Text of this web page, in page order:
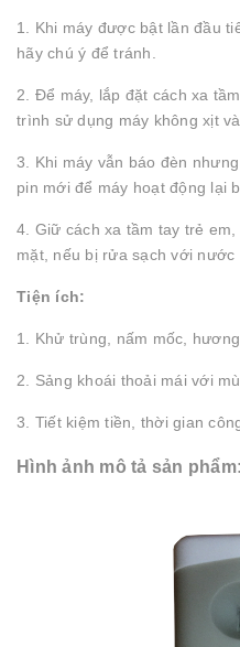
1. Khi máy được bật lần đầu
hãy chú ý để tránh.
2. Để máy, lắp đặt cách xa
trình sử dụng máy không xịt
3. Khi máy vẫn báo đèn
pin mới để máy hoạt động lại
4. Giữ cách xa tầm tay trẻ
mặt, nếu bị rửa sạch với nước
Tiện ích:
1. Khử trùng, nấm mốc,
2. Sảng khoái thoải mái với
3. Tiết kiệm tiền, thời gian
Hình ảnh mô tả sản phẩm: